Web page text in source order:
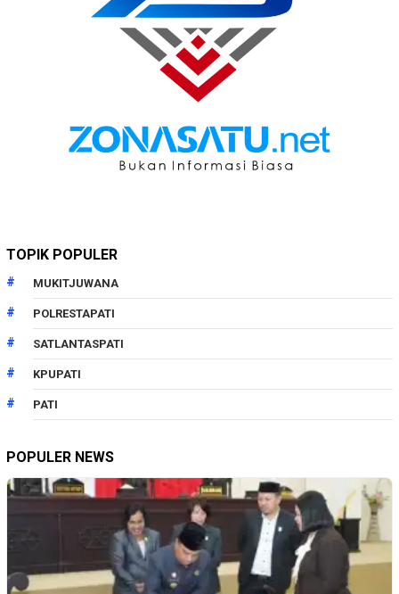
TOPIK POPULER
MUKITJUWANA
POLRESTAPATI
SATLANTASPATI
KPUPATI
PATI
POPULER NEWS